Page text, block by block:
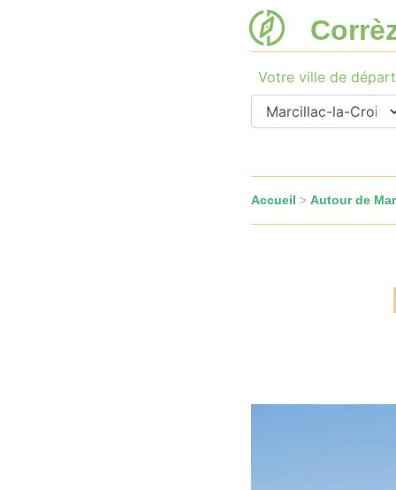
Votre ville de départ
Accueil > Autour de